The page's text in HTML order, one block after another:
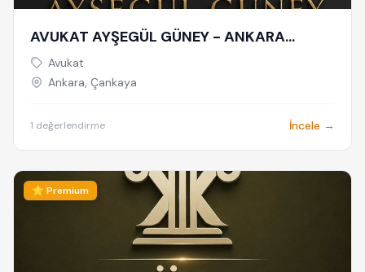
AVUKAT AYŞEGÜL GÜNEY - ANKARA
AVUKAT - CEZA AVUKATI - BOŞANMA
AVUKATI - TAZMİNAT AVUKATI
Avukat
Ankara, Çankaya
1 değerlendirme İncele →
⭐ Premium